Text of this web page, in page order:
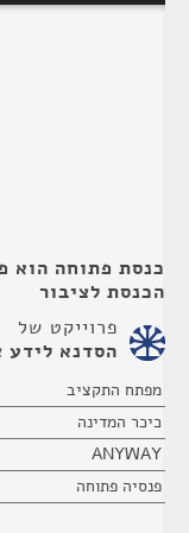
כנסת פתוחה הוא
הכנסת לציבור
פרוייקט של
הסדנא לידע
מפתח התקציב
כיכר המדינה
ANYWAY
פנסיה פתוחה